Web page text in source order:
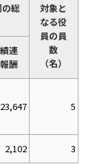
総
対象と
なる役
員の員
数
（名）
連
酬
23,647 5
2,102 3